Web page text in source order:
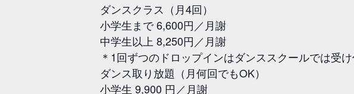
ダンスクラス（月4回）
小学生まで 6,600円／月謝
中学生以上 8,250円／月謝
＊1回ずつのドロップインはダンススクールでは受け
ダンス取り放題（月何回でもOK）
小学生 9,900 円／月謝